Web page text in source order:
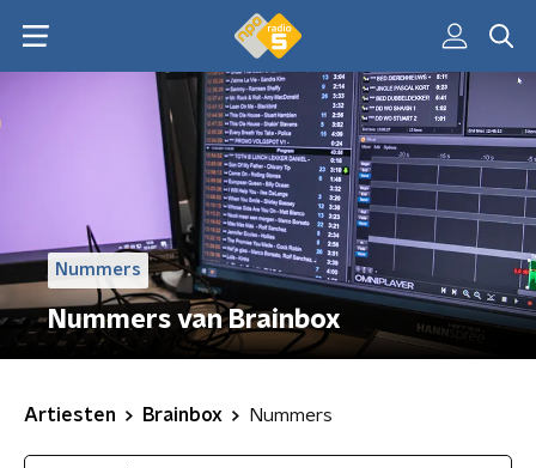
Nummers
Nummers van Brainbox
Artiesten Brainbox Nummers